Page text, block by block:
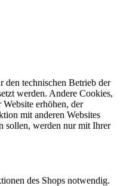
den technischen Betrieb der
werden. Andere Cookies,
erhöhen, der
mit anderen Websites
sollen, werden nur mit Ihrer
des Shops notwendig.